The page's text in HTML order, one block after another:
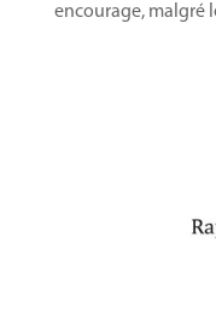
encourage, malgré